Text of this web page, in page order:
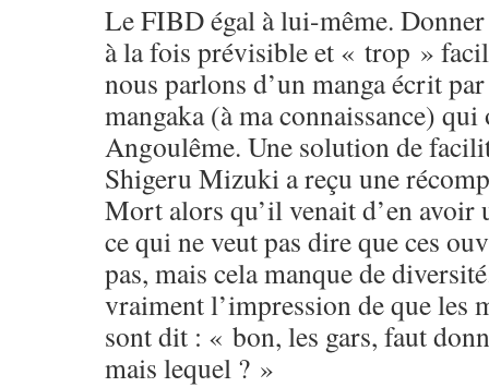
Le FIBD égal à lui-même.
à la fois prévisible et « trop »
nous parlons d’un manga écrit
mangaka (à ma connaissance)
Angoulême. Une solution de
Shigeru Mizuki a reçu une
Mort alors qu’il venait d’en avoir
ce qui ne veut pas dire que ces
pas, mais cela manque de
vraiment l’impression de que les
sont dit : « bon, les gars, faut
mais lequel ? »